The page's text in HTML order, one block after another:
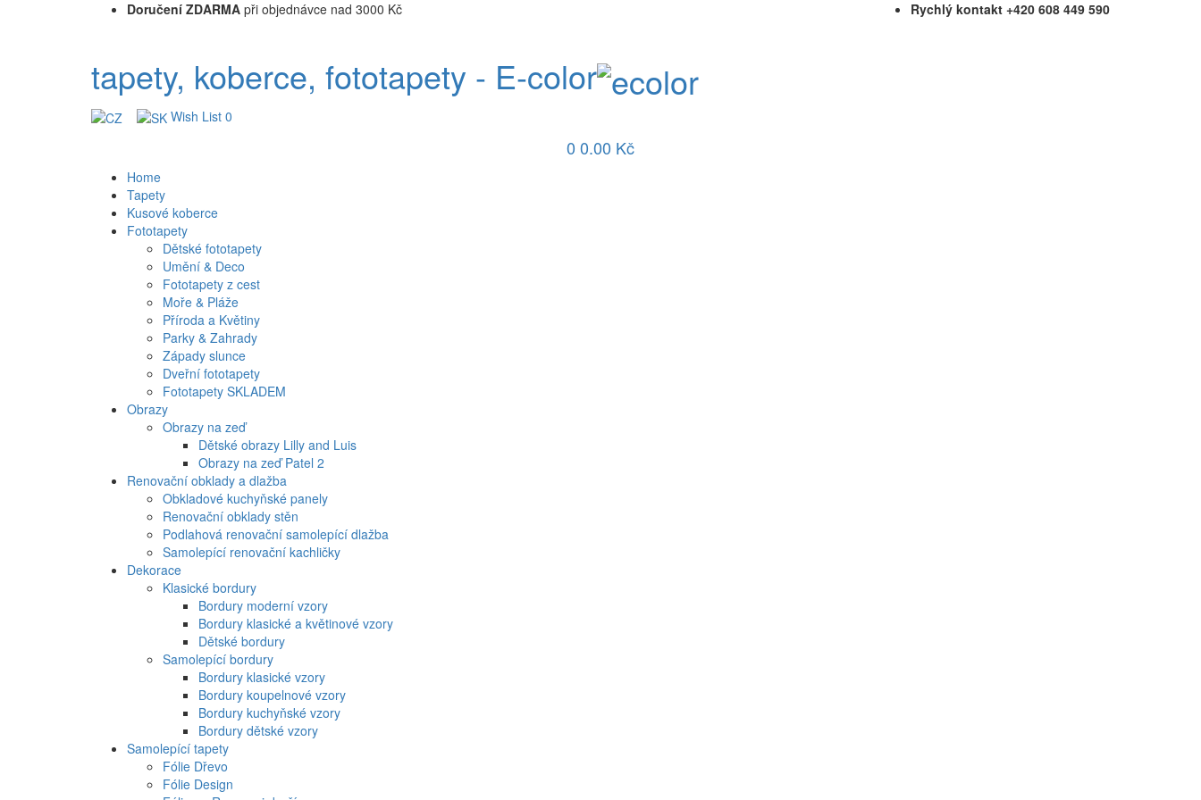
Doručení ZDARMA při objednávce nad 3000 Kč Rychlý kontakt +420 608 449 590
tapety, koberce, fototapety - E-color
Wish List 0
0 0.00 Kč
Home
Tapety
Kusové koberce
Fototapety
Dětské fototapety
Umění & Deco
Fototapety z cest
Moře & Pláže
Příroda a Květiny
Parky & Zahrady
Západy slunce
Dveřní fototapety
Fototapety SKLADEM
Obrazy
Obrazy na zeď
Dětské obrazy Lilly and Luis
Obrazy na zeď Patel 2
Renovační obklady a dlažba
Obkladové kuchyňské panely
Renovační obklady stěn
Podlahová renovační samolepící dlažba
Samolepící renovační kachličky
Dekorace
Klasické bordury
Bordury moderní vzory
Bordury klasické a květinové vzory
Dětské bordury
Samolepící bordury
Bordury klasické vzory
Bordury koupelnové vzory
Bordury kuchyňské vzory
Bordury dětské vzory
Samolepící tapety
Fólie Dřevo
Fólie Design